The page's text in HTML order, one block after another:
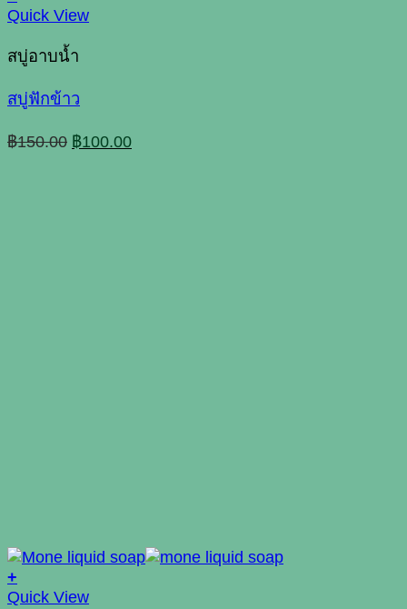
Quick View
สบู่อาบน้ำ
สบู่ฟักข้าว
฿150.00 Original
฿100.00Current
+
Quick View